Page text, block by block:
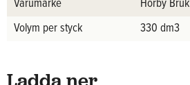
Varumärke
Hörby Bruk
Volym per styck
330 dm3